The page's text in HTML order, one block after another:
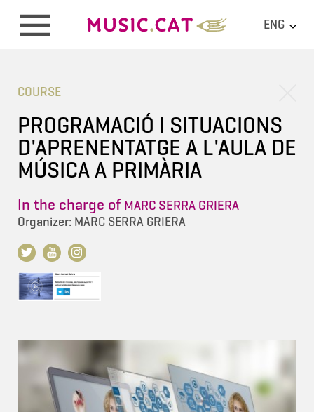
ENG
COURSE
PROGRAMACIÓ I SITUACIONS
D'APRENENTATGE A L'AULA DE
MÚSICA A PRIMÀRIA
In the charge of MARC SERRA GRIERA
Organizer: MARC SERRA GRIERA